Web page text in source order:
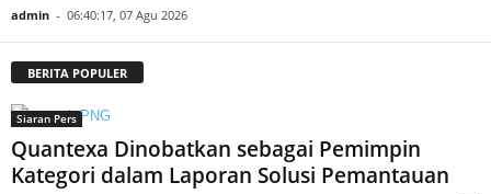
admin - 06:40:17, 07 Agu 2026
BERITA POPULER
Siaran Pers
Quantexa Dinobatkan sebagai Pemimpin
Kategori dalam Laporan Solusi Pemantauan